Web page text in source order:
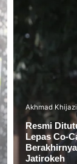
Akhmad Khijazi
Resmi
Lepas Co-
Jatirokeh